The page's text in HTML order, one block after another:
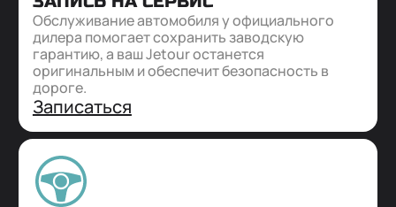
Обслуживание автомобиля у официального
дилера помогает сохранить заводскую
гарантию, а ваш Jetour останется
оригинальным и обеспечит безопасность в
дороге.
Записаться